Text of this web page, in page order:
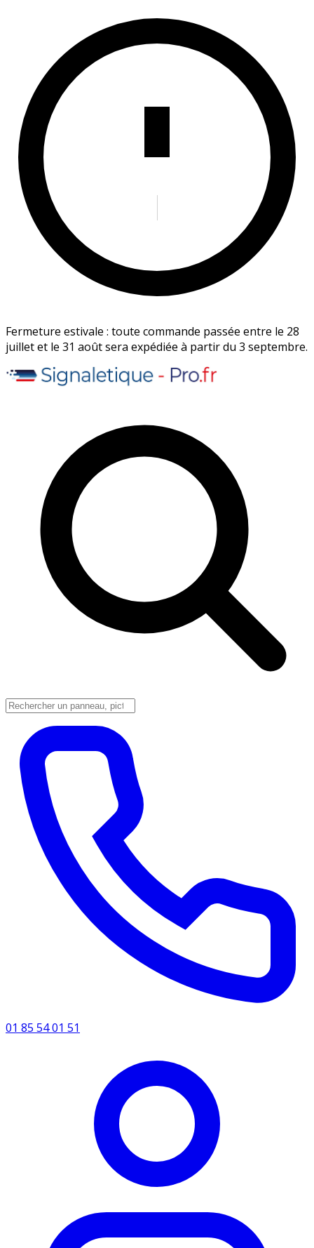
Fermeture estivale : toute commande passée entre le 28
juillet et le 31 août sera expédiée à partir du 3 septembre.
01 85 54 01 51